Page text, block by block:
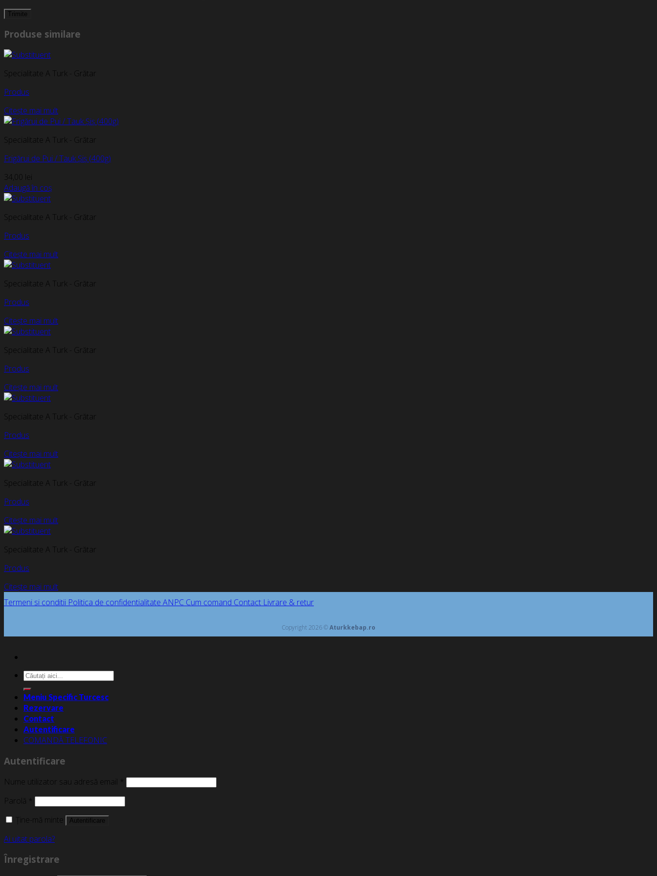
Produse similare
Specialitate A Turk - Grătar
Produs
Citește mai mult
Specialitate A Turk - Grătar
Frigărui de Pui / Tauk Șiș (400g)
34,00 lei
Adaugă în coș
Specialitate A Turk - Grătar
Produs
Citește mai mult
Specialitate A Turk - Grătar
Produs
Citește mai mult
Specialitate A Turk - Grătar
Produs
Citește mai mult
Specialitate A Turk - Grătar
Produs
Citește mai mult
Specialitate A Turk - Grătar
Produs
Citește mai mult
Specialitate A Turk - Grătar
Produs
Citește mai mult
Termeni si conditii Politica de confidentialitate ANPC Cum comand Contact Livrare & retur
Copyright 2026 ©Aturkkebap.ro
Caută
după:
Meniu Specific Turcesc
Rezervare
Contact
Autentificare
COMANDĂ TELEFONIC
Autentificare
Nume utilizator sau adresă email *
Parolă *
Ține-mă minte
Autentificare
Ai uitat parola?
Înregistrare